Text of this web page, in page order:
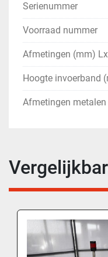
Serienummer
Voorraad nummer
Afmetingen (mm)
Hoogte invoerband
Afmetingen